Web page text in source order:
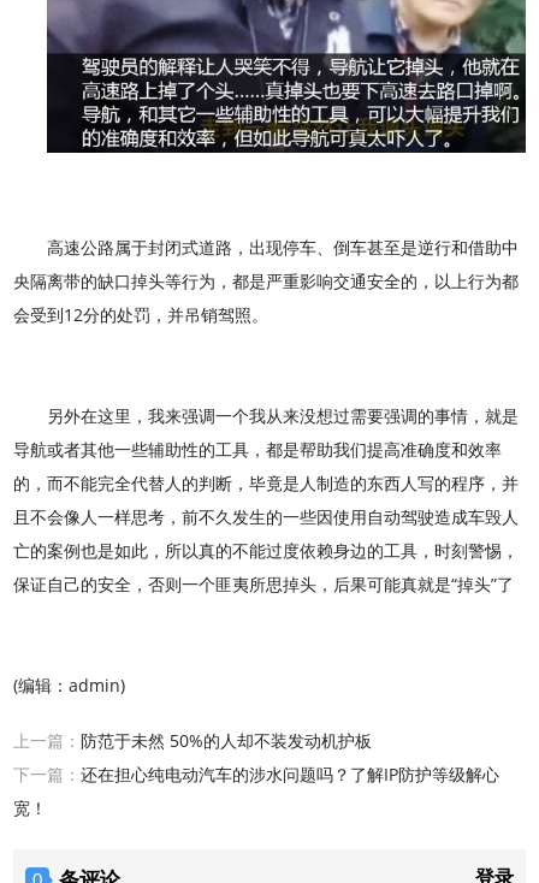
高速公路属于封闭式道路，出现停车、倒车甚至是逆行和借助中
央隔离带的缺口掉头等行为，都是严重影响交通安全的，以上行为都
会受到12分的处罚，并吊销驾照。
另外在这里，我来强调一个我从来没想过需要强调的事情，就是
导航或者其他一些辅助性的工具，都是帮助我们提高准确度和效率
的，而不能完全代替人的判断，毕竟是人制造的东西人写的程序，并
且不会像人一样思考，前不久发生的一些因使用自动驾驶造成车毁人
亡的案例也是如此，所以真的不能过度依赖身边的工具，时刻警惕，
保证自己的安全，否则一个匪夷所思掉头，后果可能真就是“掉头”了
(编辑：admin)
上一篇：防范于未然 50%的人却不装发动机护板
下一篇：还在担心纯电动汽车的涉水问题吗？了解IP防护等级解心
宽！
登录